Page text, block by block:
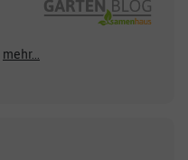
Clever Pots
COMPO
mehr...